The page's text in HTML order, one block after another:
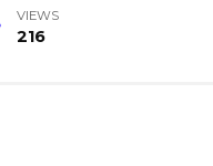
VIEWS
216